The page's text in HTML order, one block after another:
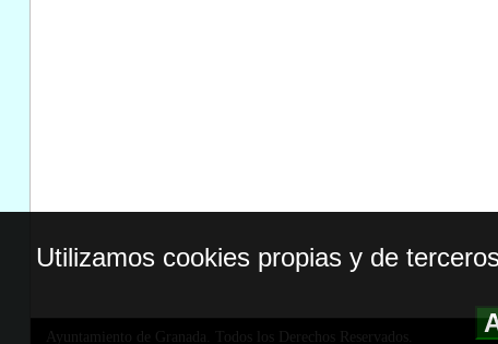
Ayuntamiento de Granada. Todos los Derechos Reservados.
Utilizamos cookies propias y de